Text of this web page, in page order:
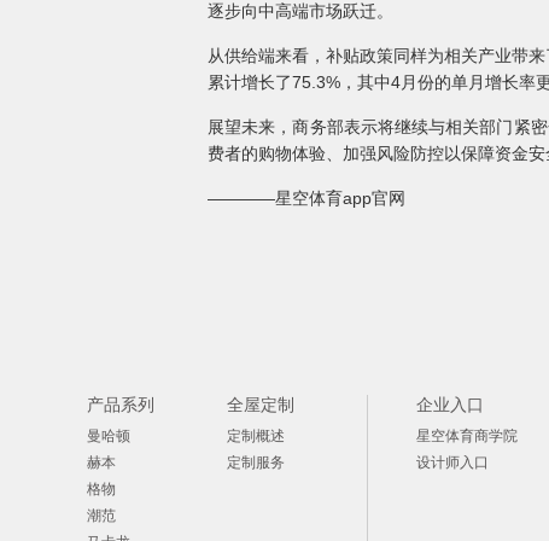
逐步向中高端市场跃迁。
从供给端来看，补贴政策同样为相关产业带
累计增长了75.3%，其中4月份的单月增长率
展望未来，商务部表示将继续与相关部门紧
费者的购物体验、加强风险防控以保障资金
————星空体育app官网
产品系列
曼哈顿
赫本
格物
潮范
全屋定制
定制概述
定制服务
企业入口
星空体育商学院
设计师入口